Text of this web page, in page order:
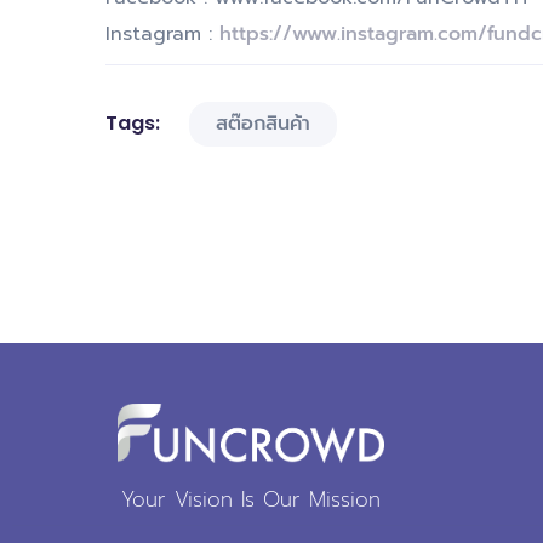
Instagram : https://www.instagram.com/
Tags: สต๊อกสินค้า
Your Vision Is Our Mission